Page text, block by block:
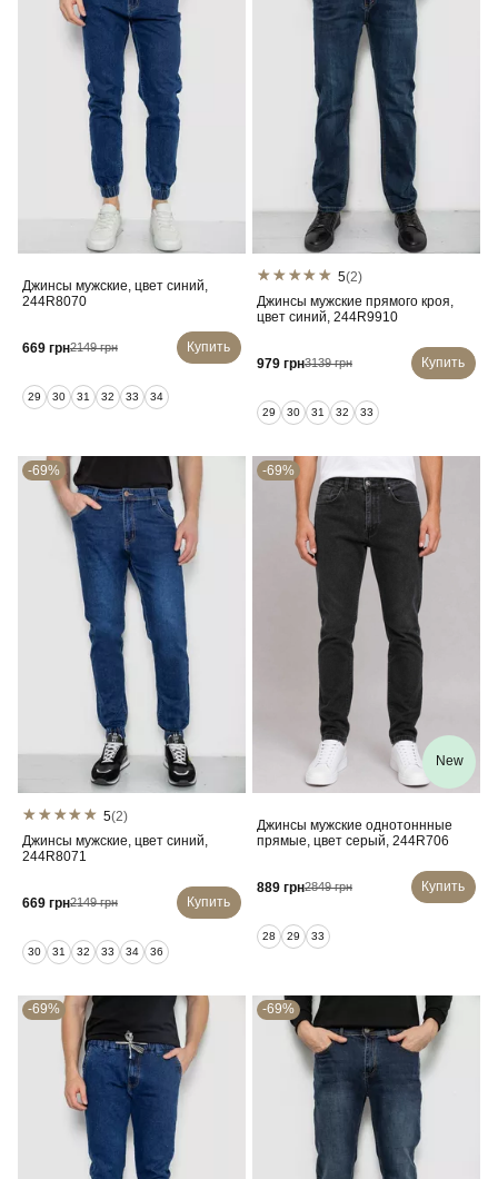
Джинсы мужские, цвет синий,
244R8070
669 грн2149 грн Купить
29 30 31 32 33 34
5(2)
Джинсы мужские прямого кроя,
цвет синий, 244R9910
979 грн3139 грн Купить
29 30 31 32 33
-69%
5(2)
Джинсы мужские, цвет синий,
244R8071
669 грн2149 грн Купить
30 31 32 33 34 36
-69%
New
Джинсы мужские однотоннные
прямые, цвет серый, 244R706
889 грн2849 грн Купить
28 29 33
-69% -69%